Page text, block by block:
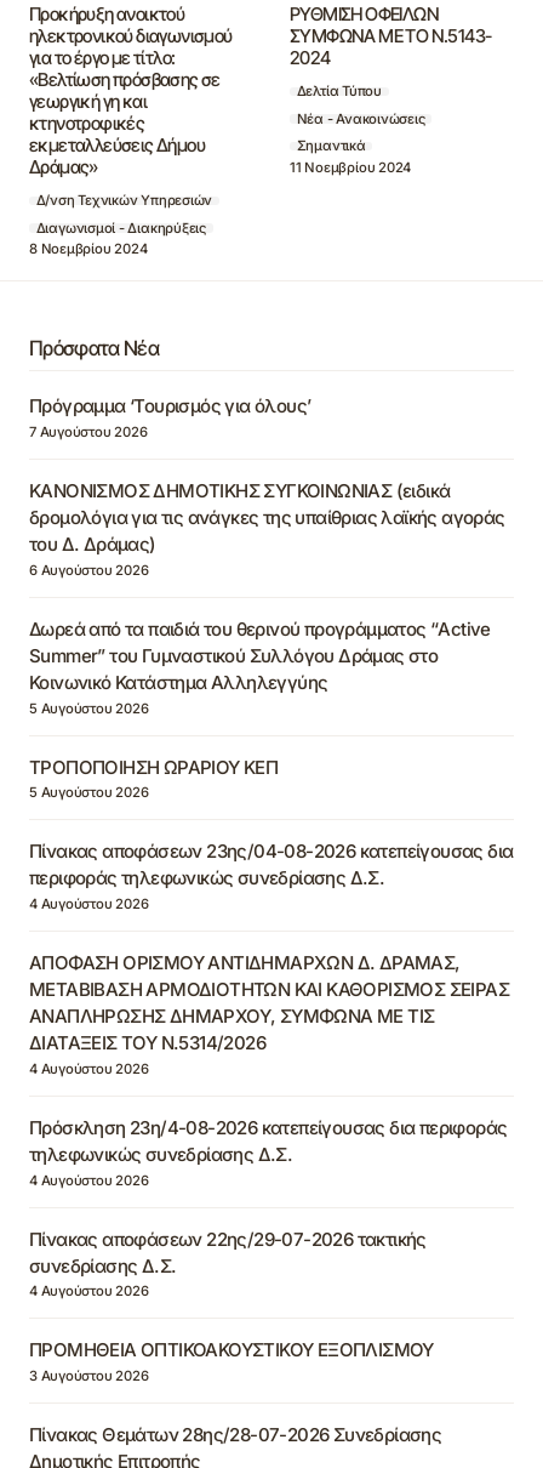
Προκήρυξη ανοικτού
ηλεκτρονικού διαγωνισμού
για το έργο με τίτλο:
«Βελτίωση πρόσβασης σε
γεωργική γη και
κτηνοτροφικές
εκμεταλλεύσεις Δήμου
Δράμας»
Δ/νση Τεχνικών Υπηρεσιών
Διαγωνισμοί - Διακηρύξεις
8 Νοεμβρίου 2024
ΡΥΘΜΙΣΗ ΟΦΕΙΛΩΝ
ΣΥΜΦΩΝΑ ΜΕ ΤΟ Ν.5143-
2024
Δελτία Τύπου
Νέα - Ανακοινώσεις
Σημαντικά
11 Νοεμβρίου 2024
Πρόσφατα Νέα
Πρόγραμμα ‘Τουρισμός για όλους’
7 Αυγούστου 2026
ΚΑΝΟΝΙΣΜΟΣ ΔΗΜΟΤΙΚΗΣ ΣΥΓΚΟΙΝΩΝΙΑΣ (ειδικά
δρομολόγια για τις ανάγκες της υπαίθριας λαϊκής αγοράς
του Δ. Δράμας)
6 Αυγούστου 2026
Δωρεά από τα παιδιά του θερινού προγράμματος “Active
Summer” του Γυμναστικού Συλλόγου Δράμας στο
Κοινωνικό Κατάστημα Αλληλεγγύης
5 Αυγούστου 2026
ΤΡΟΠΟΠΟΙΗΣΗ ΩΡΑΡΙΟΥ ΚΕΠ
5 Αυγούστου 2026
Πίνακας αποφάσεων 23ης/04-08-2026 κατεπείγουσας δια
περιφοράς τηλεφωνικώς συνεδρίασης Δ.Σ.
4 Αυγούστου 2026
ΑΠΟΦΑΣΗ ΟΡΙΣΜΟΥ ΑΝΤΙΔΗΜΑΡΧΩΝ Δ. ΔΡΑΜΑΣ,
ΜΕΤΑΒΙΒΑΣΗ ΑΡΜΟΔΙΟΤΗΤΩΝ ΚΑΙ ΚΑΘΟΡΙΣΜΟΣ ΣΕΙΡΑΣ
ΑΝΑΠΛΗΡΩΣΗΣ ΔΗΜΑΡΧΟΥ, ΣΥΜΦΩΝΑ ΜΕ ΤΙΣ
ΔΙΑΤΑΞΕΙΣ ΤΟΥ Ν.5314/2026
4 Αυγούστου 2026
Πρόσκληση 23η/4-08-2026 κατεπείγουσας δια περιφοράς
τηλεφωνικώς συνεδρίασης Δ.Σ.
4 Αυγούστου 2026
Πίνακας αποφάσεων 22ης/29-07-2026 τακτικής
συνεδρίασης Δ.Σ.
4 Αυγούστου 2026
ΠΡΟΜΗΘΕΙΑ ΟΠΤΙΚΟΑΚΟΥΣΤΙΚΟΥ ΕΞΟΠΛΙΣΜΟΥ
3 Αυγούστου 2026
Πίνακας Θεμάτων 28ης/28-07-2026 Συνεδρίασης
Δημοτικής Επιτροπής